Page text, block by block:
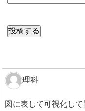
理科
図に表して可視化して